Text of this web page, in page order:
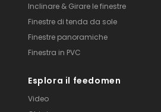
Inclinare & Girare le finestre
Finestre di tenda da sole
Finestre panoramiche
Finestra in PVC
Esplora il feedomen
Video